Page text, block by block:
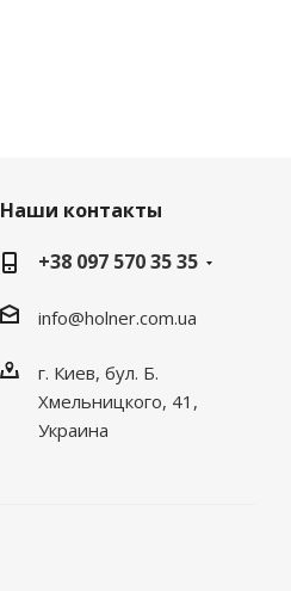
Наши контакты
+38 097 570 35 35
info@holner.com.ua
г. Киев, бул. Б.
Хмельницкого, 41,
Украина